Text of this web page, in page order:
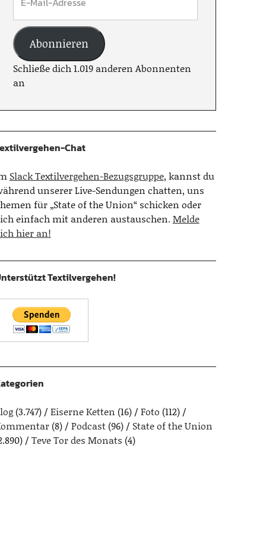
Abonnieren
Schließe dich 1.019 anderen Abonnenten
an
Chat
Slack Textilvergehen-Bezugsgruppe, kannst du
unserer Live-Sendungen chatten, uns
für „State of the Union“ schicken oder
einfach mit anderen austauschen.Melde
hier an!
Textilvergehen!
(3.747) Eiserne Ketten (16) Foto (112)
(8) Podcast(96)
State of the Union
Teve Tor des Monats (4)